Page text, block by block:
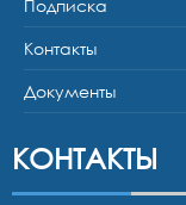
Подписка
Контакты
Документы
КОНТАКТЫ